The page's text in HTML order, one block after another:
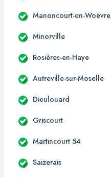
Manoncourt-en-Woëvre
Minorville
Rosières-en-Haye
Autreville-sur-Moselle
Dieulouard
Griscourt
Martincourt 54
Saizerais